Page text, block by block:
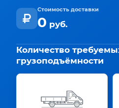
Стоимость доставки
0 руб.
Количество
грузоподъёмности